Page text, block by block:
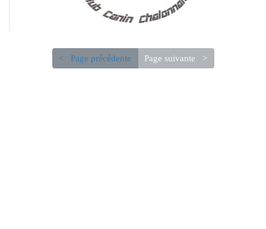
< Page précédente Page suivante >